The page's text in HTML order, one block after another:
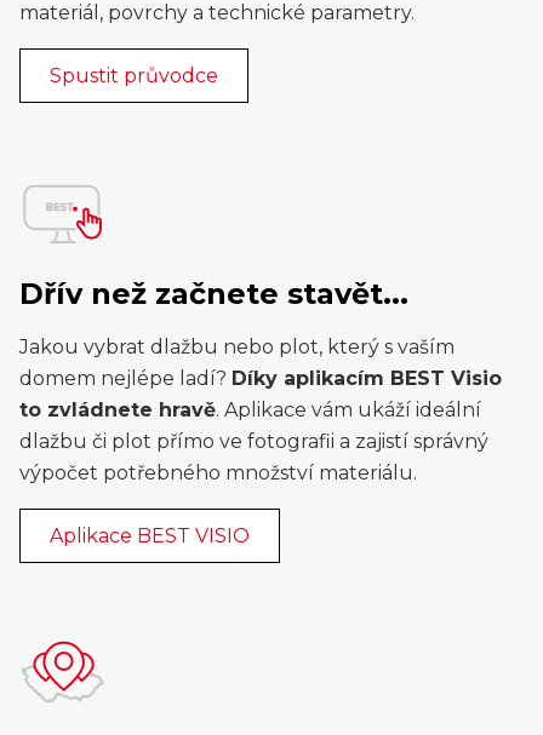
materiál, povrchy a technické parametry.
Spustit průvodce
Dřív než začnete stavět...
Jakou vybrat dlažbu nebo plot, který s vaším
domem nejlépe ladí? Díky aplikacím BEST Visio
to zvládnete hravě. Aplikace vám ukáží ideální
dlažbu či plot přímo ve fotografii a zajistí správný
výpočet potřebného množství materiálu.
Aplikace BEST VISIO